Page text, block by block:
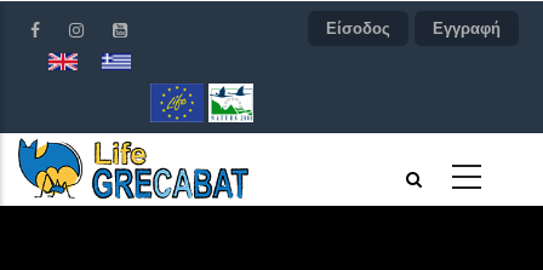
προς
περιεχόμενο
Είσοδος Εγγραφή